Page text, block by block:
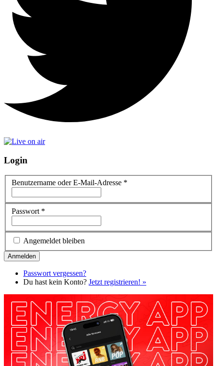
Login
Benutzername oder E-Mail-Adresse *
Passwort *
Angemeldet bleiben
Passwort vergessen?
Du hast kein Konto? Jetzt registrieren! »